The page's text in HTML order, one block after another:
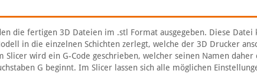
die fertigen 3D Dateien im .stl Format ausgegeben. Diese Datei
in die einzelnen Schichten zerlegt, welche der 3D Drucker
Slicer wird ein G-Code geschrieben, welcher seinen Namen
G beginnt. Im Slicer lassen sich alle möglichen